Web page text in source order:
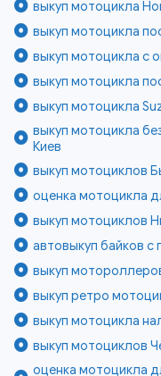
выкуп мотоцикла
выкуп мотоцикла
выкуп мотоцикла с
выкуп мотоцикла
выкуп мотоцикла
выкуп мотоцикла
Киев
выкуп мотоциклов
оценка мотоцикла
выкуп мотоциклов
автовыкуп байков с
выкуп
выкуп ретро
выкуп мотоцикла
выкуп мотоциклов
оценка мотоцикла